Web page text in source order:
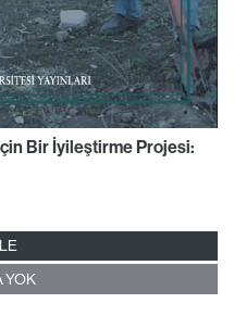
Bir İyileştirme Projesi:
YOK